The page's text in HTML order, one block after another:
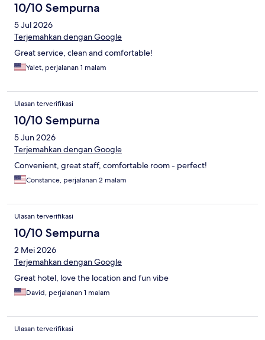
10/10 Sempurna
5 Jul 2026
Terjemahkan dengan Google
Great service, clean and comfortable!
Yalet, perjalanan 1 malam
Ulasan terverifikasi
10/10 Sempurna
5 Jun 2026
Terjemahkan dengan Google
Convenient, great staff, comfortable room - perfect!
Constance, perjalanan 2 malam
Ulasan terverifikasi
10/10 Sempurna
2 Mei 2026
Terjemahkan dengan Google
Great hotel, love the location and fun vibe
David, perjalanan 1 malam
Ulasan terverifikasi